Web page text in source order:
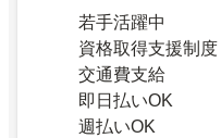
若手活躍中
資格取得支援制度
交通費支給
即日払いOK
週払いOK